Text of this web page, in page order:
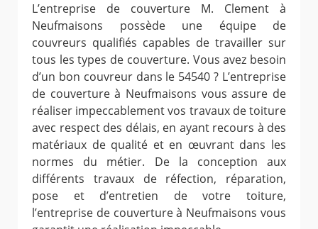
L’entreprise de couverture M. Clement à
Neufmaisons possède une équipe de
couvreurs qualifiés capables de travailler sur
tous les types de couverture. Vous avez besoin
d’un bon couvreur dans le 54540 ? L’entreprise
de couverture à Neufmaisons vous assure de
réaliser impeccablement vos travaux de toiture
avec respect des délais, en ayant recours à des
matériaux de qualité et en œuvrant dans les
normes du métier. De la conception aux
différents travaux de réfection, réparation,
pose et d’entretien de votre toiture,
l’entreprise de couverture à Neufmaisons vous